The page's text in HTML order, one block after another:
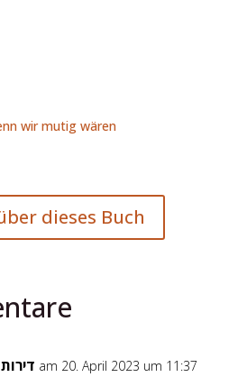
dieses Buch
am 20. April 2023 um 11:37